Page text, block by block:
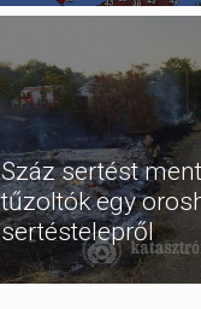
Száz sertést
tűzoltók egy
sertéstelepről